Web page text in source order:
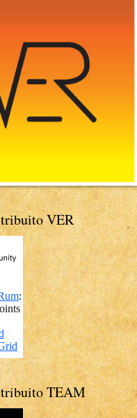
VER
TEAM